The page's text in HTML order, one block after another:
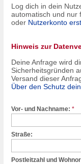
Log dich in dein
automatisch und nur
oder Nutzerkonto
Hinweis zur
Deine Anfrage wird
Sicherheitsgründen
Versand dieser
Über den Schutz
Vor- und Nachname: *
Straße:
Postleitzahl und